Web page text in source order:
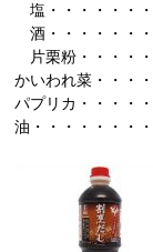
塩・・・・・・
酒・・・・・・
片栗粉・・・・
かいわれ菜・・・
パプリカ・・・・
油・・・・・・・